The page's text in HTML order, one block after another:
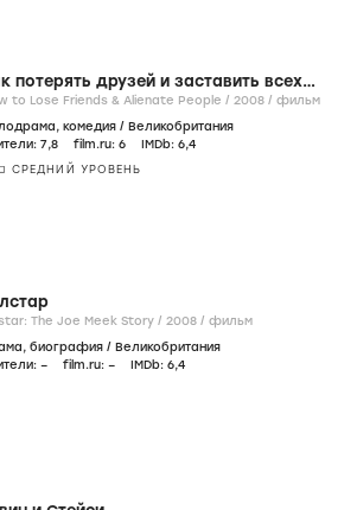
потерять друзей и заставить всех
ненавидеть
How to Lose Friends & Alienate People / 2008 / фильм
, комедия / Великобритания
7,8 film.ru: 6 IMDb: 6,4
СРЕДНИЙ УРОВЕНЬ
Telstar: The Joe Meek Story / 2008 / фильм
, биография / Великобритания
– film.ru: – IMDb: 6,4